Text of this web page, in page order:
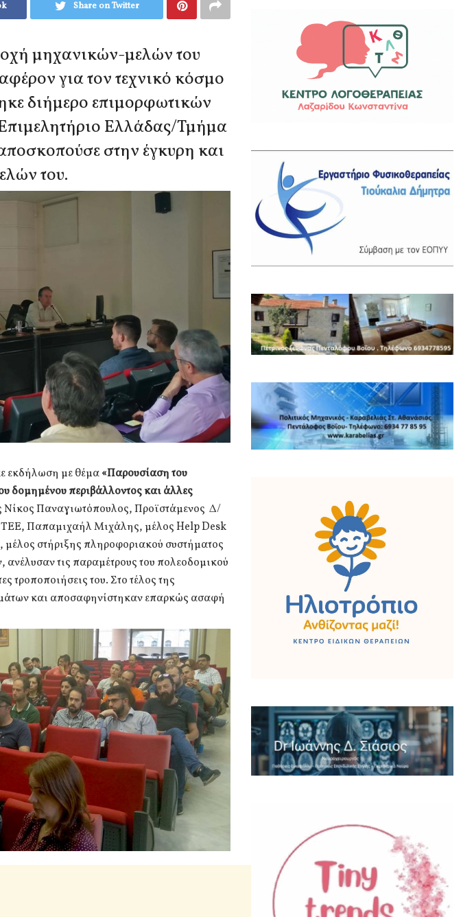
Share on Twitter
μηχανικών-μελών του
για τον τεχνικό κόσμο
διήμερο επιμορφωτικών
Ελλάδας/Τμήμα
στην έγκυρη και
του.
εκδήλωση με θέμα«Παρουσίαση του
δομημένου περιβάλλοντος και άλλες
Νίκος Παναγιωτόπουλος, Προϊστάμενος Δ/
ΤΕΕ, Παπαμιχαήλ Μιχάλης, μέλος Help Desk
στήριξης πληροφοριακού συστήματος
τις παραμέτρους του πολεοδομικού
τροποποιήσεις του. Στο τέλος της
και αποσαφηνίστηκαν επαρκώς ασαφή